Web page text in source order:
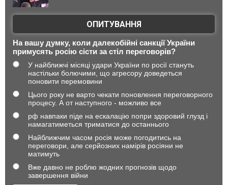
ОПИТУВАННЯ
На вашу думку, коли далекобійні санкції України
примусять росію сісти за стіл переговорів?
У найближчі місяці удари України по росії стануть
настільки болючими, що агресору доведеться
поновити перемовини
Цього року не варто чекати поновлення переговорного
процесу. А от наступного - можливо все
рф навпаки піде на ескалацію попри здоровий глузд і
намагатиметься триматися до останнього
Найближчим часом росія може погодитись на
переговори, але серйозних намірів росіяни не
матимуть
Вже давно не роблю жодних прогнозів щодо
завершення війни